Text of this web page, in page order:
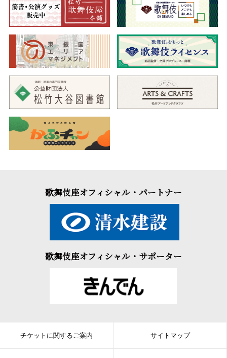
歌舞伎座オフィシャル・パートナー
歌舞伎座オフィシャル・サポーター
チケットに関するご案内 サイトマップ